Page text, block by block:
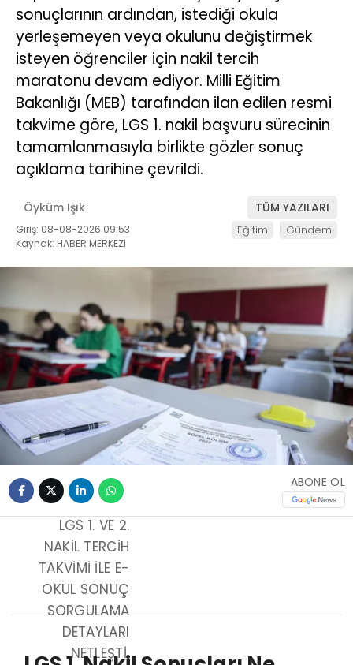
sonuçlarının ardından, istediği okula
yerleşemeyen veya okulunu değiştirmek
isteyen öğrenciler için nakil tercih
maratonu devam ediyor. Milli Eğitim
Bakanlığı (MEB) tarafından ilan edilen resmi
takvime göre, LGS 1. nakil başvuru sürecinin
tamamlanmasıyla birlikte gözler sonuç
açıklama tarihine çevrildi.
Öyküm Işık TÜM YAZILARI
Giriş: 08-08-2026 09:53
Kaynak: HABER MERKEZI
Eğitim Gündem
ABONE OL
LGS 1. VE 2.
NAKIL TERCIH
TAKVIMI ILE E-
OKUL SONUÇ
SORGULAMA
DETAYLARI
NETLEŞTI.